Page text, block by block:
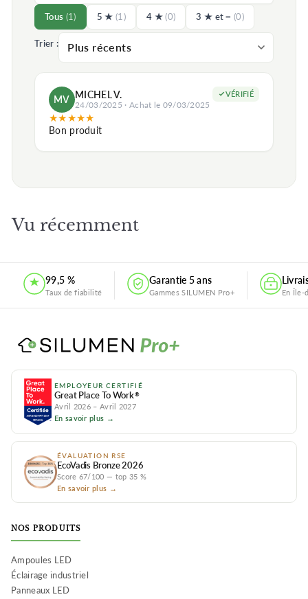
Tous (1) 5 ★ (1) 4 ★(0) 3 ★ et −(0)
Trier :
MV MICHEL V.
24/03/2025 · Achat le 09/03/2025
VÉRIFIÉ
★★★★★
Bon produit
Vu récemment
99,5 %
Taux de fiabilité
Garantie 5 ans
Gammes SILUMEN Pro+ En Île-
EMPLOYEUR CERTIFIÉ
Great Place To Work®
Avril 2026 – Avril 2027
En savoir plus →
ÉVALUATION RSE
EcoVadis Bronze 2026
Score 67/100 — top 35 %
En savoir plus →
NOS PRODUITS
Ampoules LED
Éclairage industriel
Panneaux LED